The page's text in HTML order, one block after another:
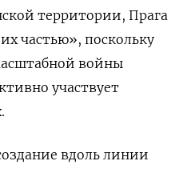
территории, Прага
частью», поскольку
войны
участвует
вдоль линии